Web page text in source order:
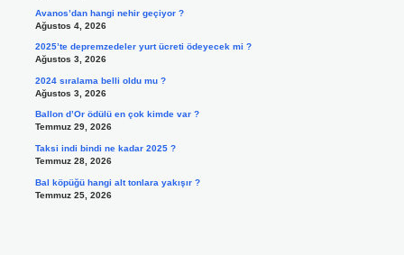
Avanos’dan hangi nehir geçiyor ?
Ağustos 4, 2026
2025’te depremzedeler yurt ücreti ödeyecek mi ?
Ağustos 3, 2026
2024 sıralama belli oldu mu ?
Ağustos 3, 2026
Ballon d’Or ödülü en çok kimde var ?
Temmuz 29, 2026
Taksi indi bindi ne kadar 2025 ?
Temmuz 28, 2026
Bal köpüğü hangi alt tonlara yakışır ?
Temmuz 25, 2026